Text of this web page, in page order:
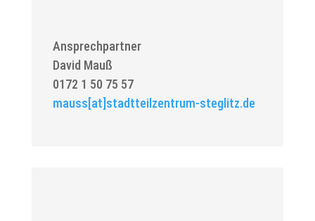
Ansprechpartner
David Mauß
0172 1 50 75 57
mauss[at]stadtteilzentrum-steglitz.de